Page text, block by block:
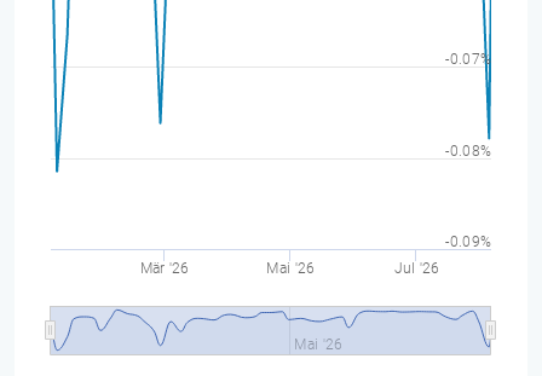
Mär '26 Mai '26 Jul '26
Mai '26
-0.09%
-0.08%
-0.07%